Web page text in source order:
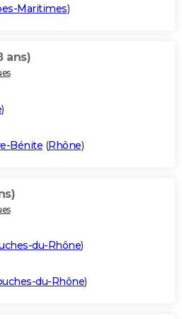
Maritimes)
ans)
)
Bénite (Rhône)
du-Rhône)
du-Rhône)